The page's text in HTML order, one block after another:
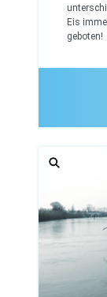
Eis
geboten!